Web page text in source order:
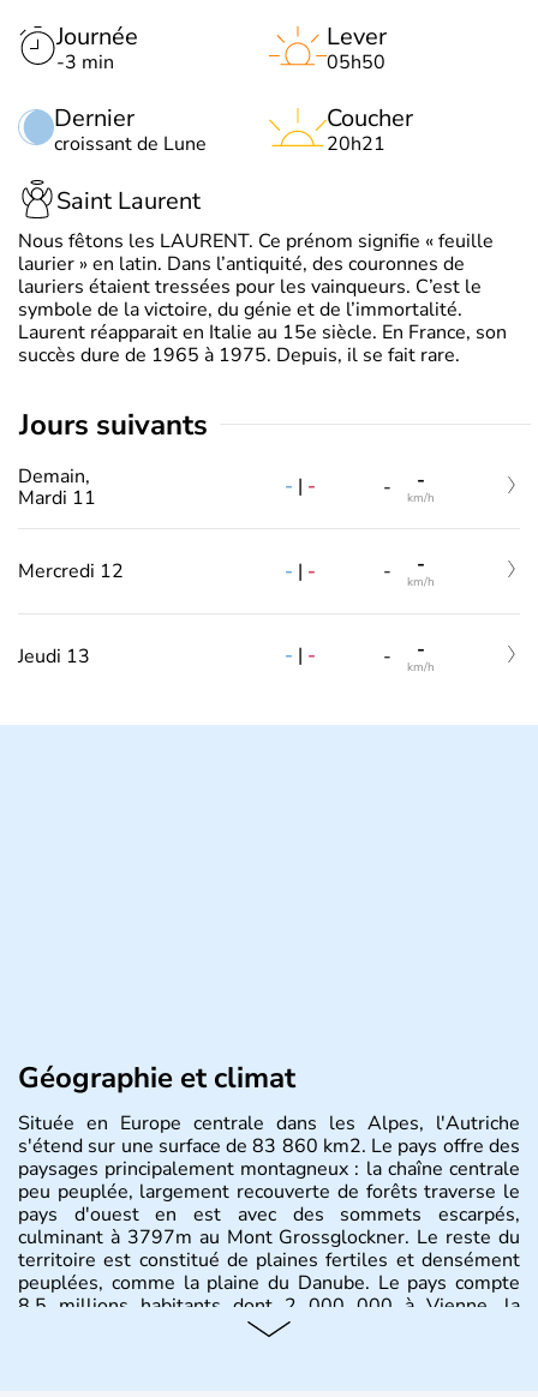
Journée
-3 min
Dernier
croissant de Lune
Lever
05h50
Coucher
20h21
Saint Laurent
Nous fêtons les LAURENT. Ce prénom signifie « feuille
laurier » en latin. Dans l’antiquité, des couronnes de
lauriers étaient tressées pour les vainqueurs. C’est le
symbole de la victoire, du génie et de l’immortalité.
Laurent réapparait en Italie au 15e siècle. En France, son
succès dure de 1965 à 1975. Depuis, il se fait rare.
jours suivants
Demain,
Mardi 11
- | - - -
km/h
Mercredi 12 - | - - -
km/h
Jeudi 13 - | - - -
km/h
Géographie et climat
Située en Europe centrale dans les Alpes, l'Autriche
s'étend sur une surface de 83 860 km2. Le pays offre des
paysages principalement montagneux : la chaîne centrale
peu peuplée, largement recouverte de forêts traverse le
pays d'ouest en est avec des sommets escarpés,
culminant à 3797m au Mont Grossglockner. Le reste du
territoire est constitué de plaines fertiles et densément
peuplées, comme la plaine du Danube. Le pays compte
8.5 millions habitants dont 2 000 000 à Vienne, la